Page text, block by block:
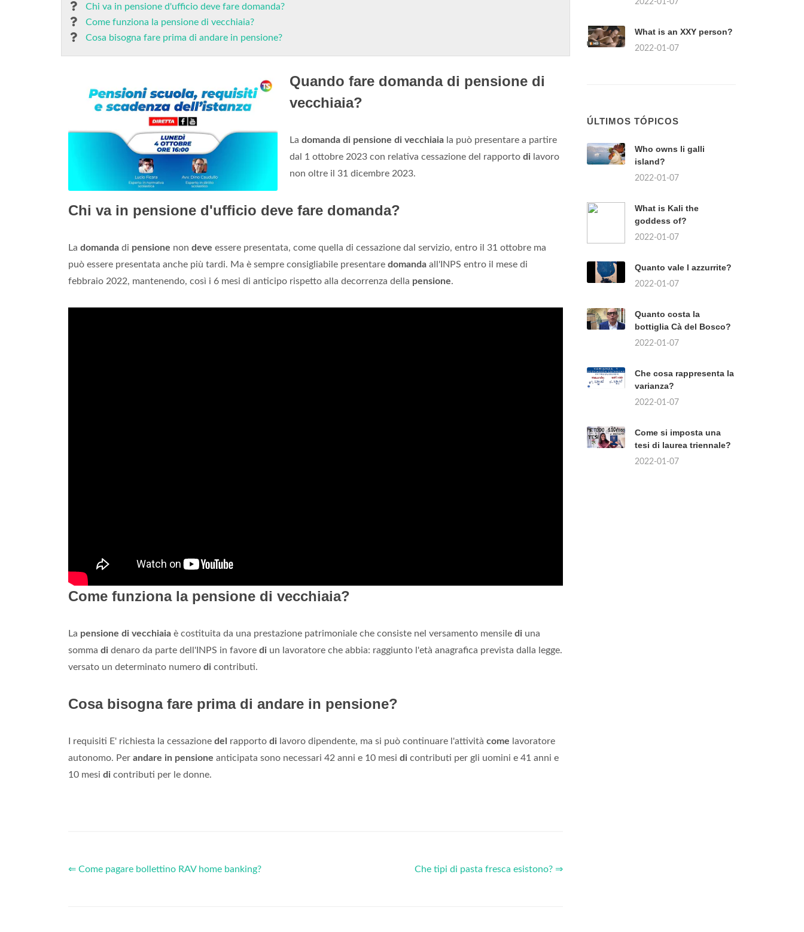
Chi va in pensione d'ufficio deve fare domanda?
Come funziona la pensione di vecchiaia?
Cosa bisogna fare prima di andare in pensione?
Quando fare domanda di pensione di
vecchiaia?
La domanda di pensione di vecchiaia la può presentare a partire
dal 1 ottobre 2023 con relativa cessazione del rapporto di lavoro
non oltre il 31 dicembre 2023.
Chi va in pensione d'ufficio deve fare domanda?
La domanda di pensione non deve essere presentata, come quella di cessazione dal servizio, entro il 31 ottobre ma
può essere presentata anche più tardi. Ma è sempre consigliabile presentare domanda all'INPS entro il mese di
febbraio 2022, mantenendo, così i 6 mesi di anticipo rispetto alla decorrenza della pensione.
Come funziona la pensione di vecchiaia?
La pensione di vecchiaia è costituita da una prestazione patrimoniale che consiste nel versamento mensile di una
somma di denaro da parte dell'INPS in favore di un lavoratore che abbia: raggiunto l'età anagrafica prevista dalla legge.
versato un determinato numero di contributi.
Cosa bisogna fare prima di andare in pensione?
I requisiti E' richiesta la cessazione del rapporto di lavoro dipendente, ma si può continuare l'attività come lavoratore
autonomo. Per andare in pensione anticipata sono necessari 42 anni e 10 mesi di contributi per gli uomini e 41 anni e
10 mesi di contributi per le donne.
⇐ Come pagare bollettino RAV home banking? Che tipi di pasta fresca esistono? ⇒
What is an XXY person?
2022-01-07
ÚLTIMOS TÓPICOS
Who owns li galli
island?
2022-01-07
What is Kali the
goddess of?
2022-01-07
Quanto vale l azzurrite?
2022-01-07
Quanto costa la
bottiglia Cà del Bosco?
2022-01-07
Che cosa rappresenta la
varianza?
2022-01-07
Come si imposta una
tesi di laurea triennale?
2022-01-07